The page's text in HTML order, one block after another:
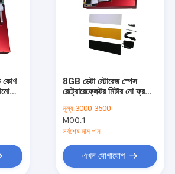
কোণ
8GB ডেটা স্টোরেজ স্পেস
রেট্রোরেফ্লেক্টর মিটার নো ফ্রস্ট
মূল্য:3000-3500
MOQ:1
সর্বশেষ দাম পান
এখন যোগাযোগ